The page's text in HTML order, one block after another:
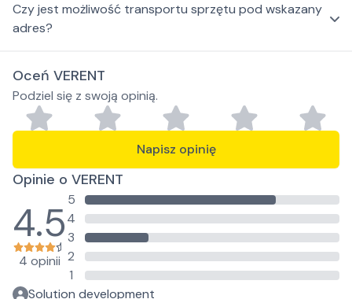
Czy jest możliwość transportu sprzętu pod wskazany
adres?
Oceń VERENT
Podziel się z swoją opinią.
Napisz opinię
Opinie o VERENT
4.5
4 opinii
5
4
3
2
1
Solution development